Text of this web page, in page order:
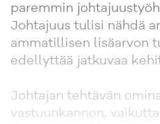
paremmin
Johtajuus tulisi nähdä
ammatillisen lisäarvon
edellyttää jatkuvaa
Johtajan tehtävän
vastuunkannon,